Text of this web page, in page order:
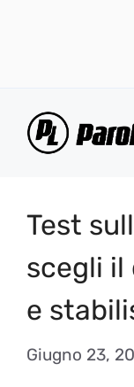
Test
scegli il
e
Giugno 23,